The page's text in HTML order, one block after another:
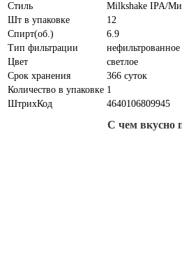
Стиль
Milkshake IPA/
Шт в упаковке
12
Спирт(об.)
6.9
Тип фильтрации
нефильтрованное
Цвет
светлое
Срок хранения
366 суток
Количество в упаковке 1
ШтрихКод
4640106809945
С чем вкусно